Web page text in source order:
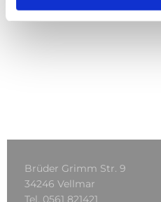
Brüder Grimm Str. 9
34246 Vellmar
Tel. 0561 821421